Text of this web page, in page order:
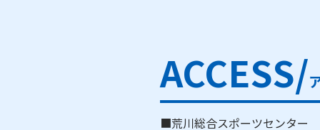
ACCESS/
■荒川総合スポーツセンター